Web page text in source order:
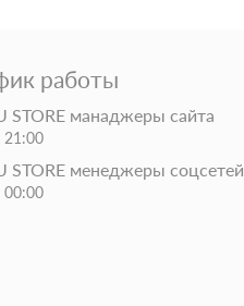
работы
STORE манаджеры сайта
21:00
STORE менеджеры соцсетей
00:00